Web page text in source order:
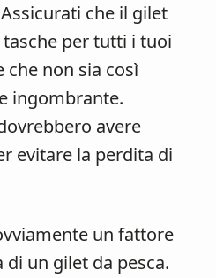
che il gilet
per tutti i tuoi
che non sia così
ingombrante.
avere
evitare la perdita di
un fattore
di un gilet da pesca.